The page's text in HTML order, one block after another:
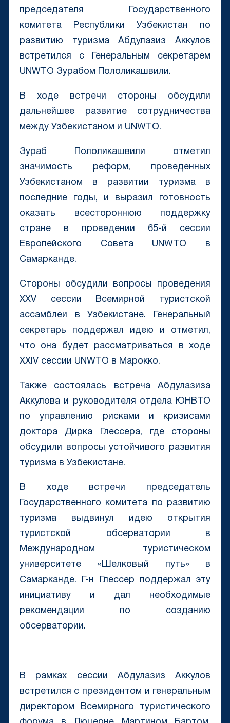
председателя Государственного
комитета Республики Узбекистан по
развитию туризма Абдулазиз Аккулов
встретился с Генеральным секретарем
UNWTO Зурабом Пололикашвили.
В ходе встречи стороны обсудили
дальнейшее развитие сотрудничества
между Узбекистаном и UNWTO.
Зураб Пололикашвили отметил
значимость реформ, проведенных
Узбекистаном в развитии туризма в
последние годы, и выразил готовность
оказать всестороннюю поддержку
стране в проведении 65-й сессии
Европейского Совета UNWTO в
Самарканде.
Стороны обсудили вопросы проведения
XXV сессии Всемирной туристской
ассамблеи в Узбекистане. Генеральный
секретарь поддержал идею и отметил,
что она будет рассматриваться в ходе
XXIV сессии UNWTO в Марокко.
Также состоялась встреча Абдулазиза
Аккулова и руководителя отдела ЮНВТО
по управлению рисками и кризисами
доктора Дирка Глессера, где стороны
обсудили вопросы устойчивого развития
туризма в Узбекистане.
В ходе встречи председатель
Государственного комитета по развитию
туризма выдвинул идею открытия
туристской обсерватории в
Международном туристическом
университете «Шелковый путь» в
Самарканде. Г-н Глессер поддержал эту
инициативу и дал необходимые
рекомендации по созданию
обсерватории.
В рамках сессии Абдулазиз Аккулов
встретился с президентом и генеральным
директором Всемирного туристического